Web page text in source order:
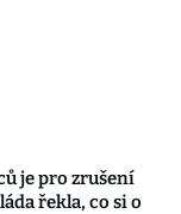
je pro zrušení
řekla, co si o